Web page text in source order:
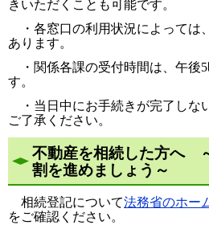
きいただくことも可能です。
・各窓口の利用状況によっては
あります。
・関係各課の受付時間は、午後5
す。
・当日中にお手続きが完了しな
ご了承ください。
不動産を相続した方へ
割を進めましょう～
相続登記について法務省のホー
をご確認ください。